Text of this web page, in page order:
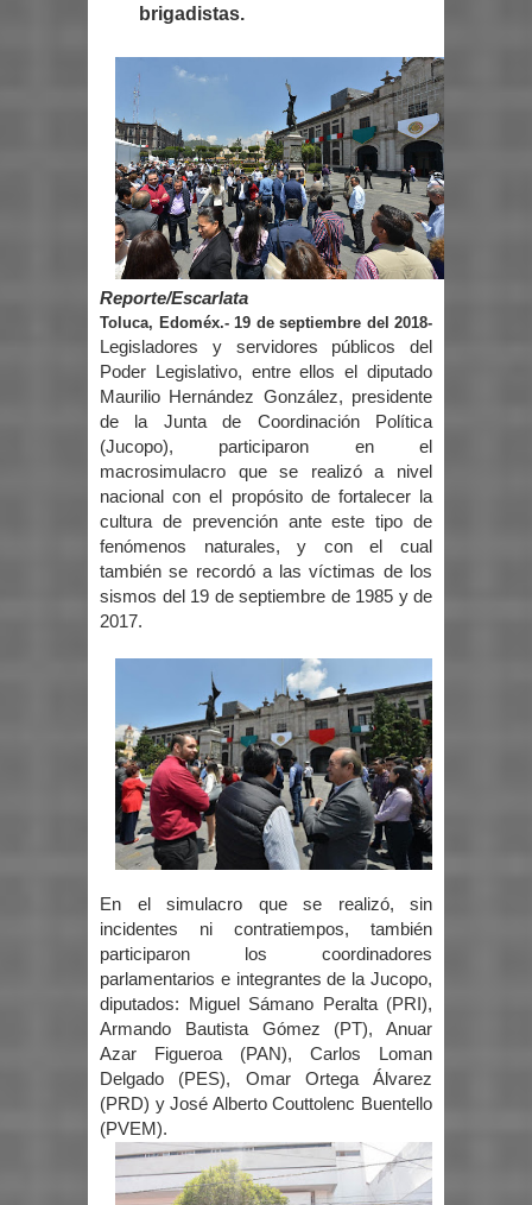
brigadistas.
Reporte/Escarlata
Toluca, Edoméx.- 19 de septiembre del 2018-
Legisladores y servidores públicos del
Poder Legislativo, entre ellos el diputado
Maurilio Hernández González, presidente
de la Junta de Coordinación Política
(Jucopo), participaron en el
macrosimulacro que se realizó a nivel
nacional con el propósito de fortalecer la
cultura de prevención ante este tipo de
fenómenos naturales, y con el cual
también se recordó a las víctimas de los
sismos del 19 de septiembre de 1985 y de
2017.
En el simulacro que se realizó, sin
incidentes ni contratiempos, también
participaron los coordinadores
parlamentarios e integrantes de la Jucopo,
diputados: Miguel Sámano Peralta (PRI),
Armando Bautista Gómez (PT), Anuar
Azar Figueroa (PAN), Carlos Loman
Delgado (PES), Omar Ortega Álvarez
(PRD) y José Alberto Couttolenc Buentello
(PVEM).